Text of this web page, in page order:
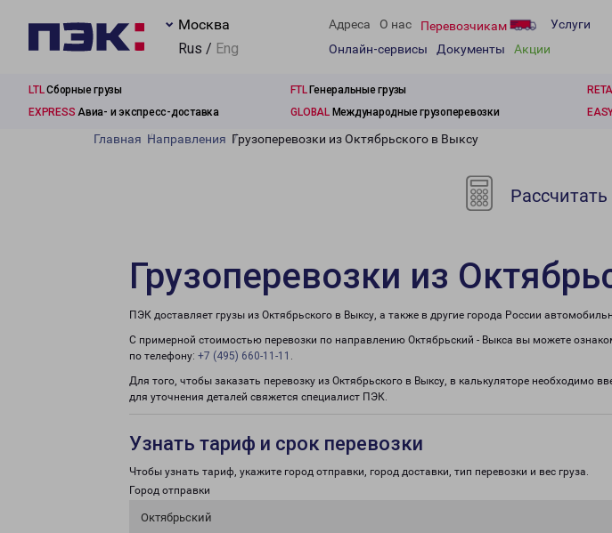
Москва
Rus / Eng
Адреса О нас Перевозчикам
Услуги
Онлайн-сервисы
Документы Акции
LTLСборные грузы FTLГенеральные грузы
EXPRESS Авиа- и экспресс-доставка GLOBALМеждународные грузоперевозки
Главная Направления Грузоперевозки из Октябрьского в Выксу
Грузоперевозки из
ПЭК доставляет грузы из Октябрьского в Выксу, а также в другие города России
С примерной стоимостью перевозки по направлению Октябрьский - Выкса вы можете
по телефону: +7 (495) 660-11-11 .
Для того, чтобы заказать перевозку из Октябрьского в Выксу, в калькуляторе необходимо
для уточнения деталей свяжется специалист ПЭК.
Узнать тариф и срок перевозки
Чтобы узнать тариф, укажите город отправки, город доставки, тип перевозки и вес груза.
Город отправки
Октябрьский